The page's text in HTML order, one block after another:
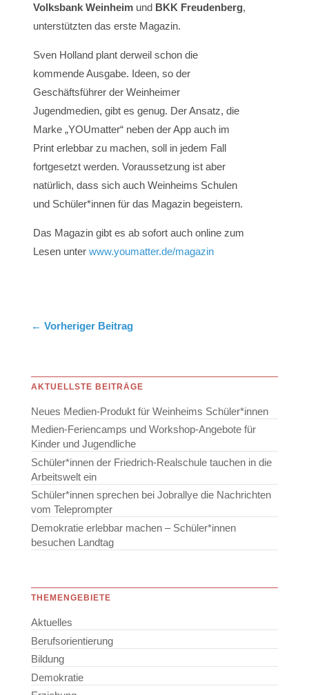
Volksbank Weinheimund BKK Freudenberg,
unterstützten das erste Magazin.
Sven Holland plant derweil schon die
kommende Ausgabe. Ideen, so der
Geschäftsführer der Weinheimer
Jugendmedien, gibt es genug. Der Ansatz, die
Marke „YOUmatter“ neben der App auch im
Print erlebbar zu machen, soll in jedem Fall
fortgesetzt werden. Voraussetzung ist aber
natürlich, dass sich auch Weinheims Schulen
und Schüler*innen für das Magazin begeistern.
Das Magazin gibt es ab sofort auch online zum
Lesen unter www.youmatter.de/magazin
← Vorheriger Beitrag
AKTUELLSTE BEITRÄGE
Neues Medien-Produkt für Weinheims Schüler*innen
Medien-Feriencamps und Workshop-Angebote für
Kinder und Jugendliche
Schüler*innen der Friedrich-Realschule tauchen in die
Arbeitswelt ein
Schüler*innen sprechen bei Jobrallye die Nachrichten
vom Teleprompter
Demokratie erlebbar machen – Schüler*innen
besuchen Landtag
THEMENGEBIETE
Aktuelles
Berufsorientierung
Bildung
Demokratie